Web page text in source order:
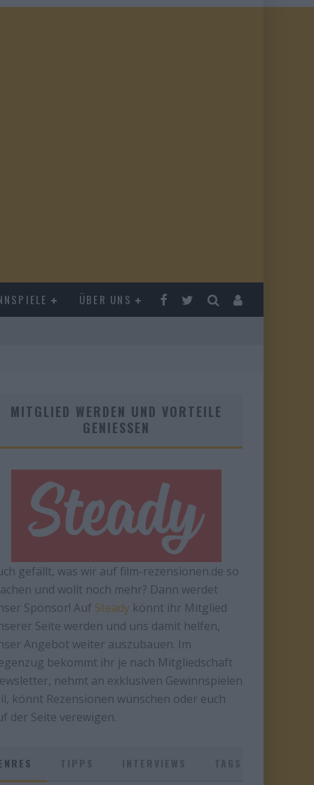
ÜBER UNS
MITGLIED WERDEN UND VORTEILE
GENIESSEN
gefällt, was wir auf film-rezensionen.de so
und wollt noch mehr? Dann werdet
Sponsor! Auf Steady könnt ihr Mitglied
Seite werden und uns damit helfen,
Angebot weiter auszubauen. Im
bekommt ihr je nach Mitgliedschaft
nehmt an exklusiven Gewinnspielen
könnt Rezensionen wünschen oder euch
der Seite verewigen.